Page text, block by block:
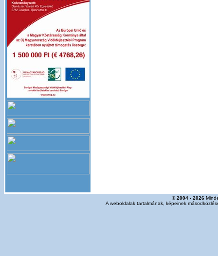
© 2004 - 2026
A weboldalak tartalmának, képeinek